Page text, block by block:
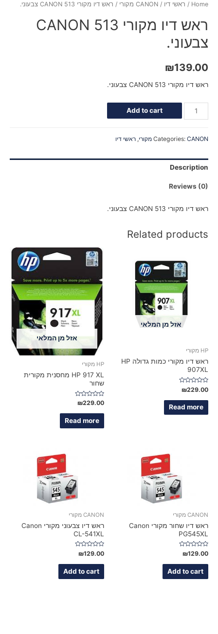
Home
/ ראשי דיו / CANON מקורי / ראש דיו מקורי CANON 513 צבעוני.
ראש דיו מקורי CANON 513
צבעוני.
₪139.00
ראש דיו מקורי CANON 513 צבעוני.
Add to cart
Categories: CANON מקורי , ראשי דיו
Description
Reviews (0)
ראש דיו מקורי CANON 513 צבעוני.
Related products
אזל מן המלאי
HP מקורי
ראש דיו מקורי כמות גדולה HP
907XL
Rated
0
out
₪229.00
Read more
אזל מן המלאי
HP מקורי
HP 917 XL מחסנית מקורית
שחור
Rated
0
out
₪229.00
Read more
CANON מקורי
ראש דיו שחור מקורי Canon
PG545XL
Rated
0
out
₪129.00
Add to cart
CANON מקורי
ראש דיו צבעוני מקורי Canon
CL-541XL
Rated
0
out
₪129.00
Add to cart